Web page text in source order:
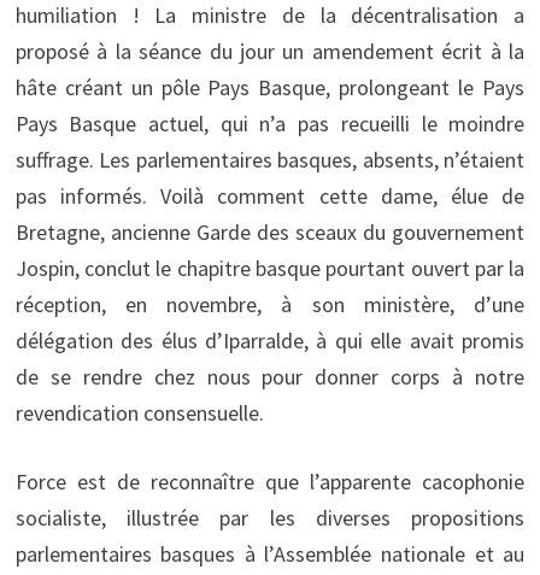
humiliation ! La ministre de la décentralisation a
proposé à la séance du jour un amendement écrit à la
hâte créant un pôle Pays Basque, prolongeant le Pays
Pays Basque actuel, qui n’a pas recueilli le moindre
suffrage. Les parlementaires basques, absents, n’étaient
pas informés. Voilà comment cette dame, élue de
Bretagne, ancienne Garde des sceaux du gouvernement
Jospin, conclut le chapitre basque pourtant ouvert par la
réception, en novembre, à son ministère, d’une
délégation des élus d’Iparralde, à qui elle avait promis
de se rendre chez nous pour donner corps à notre
revendication consensuelle.
Force est de reconnaître que l’apparente cacophonie
socialiste, illustrée par les diverses propositions
parlementaires basques à l’Assemblée nationale et au